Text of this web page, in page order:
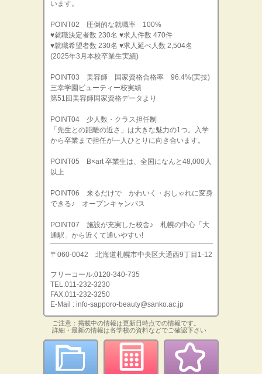
います。
POINT02 圧倒的な就職率 100%
♥就職決定者数 230名 ♥求人件数 470件
♥就職希望者数 230名 ♥求人延べ人数 2,504名
(2025年3月本校卒業生実績)
POINT03 美容師 国家資格合格率 96.4%(実技)
三幸学園ビューティー校実績
第51回美容師国家資格データより
POINT04 少人数・クラス担任制
「先生との距離の近さ」は大きな魅力の1つ。入学
から卒業まで担任が一人ひとりに向き合います。
POINT05 B×art 卒業生は、全国になんと48,000人
以上
POINT06 来るだけで かわいく・おしゃれに変身
できる♪ オープンキャンパス
POINT07 施設が充実した校舎♪ 札幌の中心「大
通駅」から近くて通いやすい!
〒060-0042 北海道札幌市中央区大通西9丁目1-12
フリーコール:0120-340-735
TEL:011-232-3230
FAX:011-232-3250
E-Mail : info-sapporo-beauty@sanko.ac.jp
ご注意：掲載中の情報は更新日時点での情報です。
詳細・最新の情報は各学校の資料などでご確認下さい